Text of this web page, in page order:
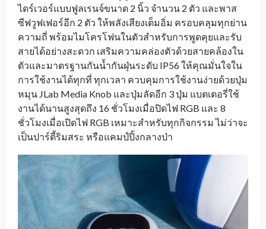
ไดร์เวอร์แบบฟูลเรนจ์ขนาด 2 นิ้ว จำนวน 2 ตัว และพาส
ซีฟวูฟเฟอร์อีก 2 ตัว ให้พลังเสียงเต็มอิ่ม ครอบคลุมทุกย่าน
ความถี่ พร้อมไมโครโฟนในตัวสำหรับการพูดคุยและรับ
สายได้อย่างสะดวก เสริมความคล่องตัวด้วยสายคล้องใน
ตัวและมาตรฐานกันน้ำกันฝุ่นระดับ IP56 ให้คุณมั่นใจใน
การใช้งานได้ทุกที่ ทุกเวลา ควบคุมการใช้งานง่ายด้วยปุ่ม
หมุน JLab Media Knob และปุ่มลัดอีก 3 ปุ่ม แบตเตอรี่ใช้
งานได้นานสูงสุดถึง 16 ชั่วโมงเมื่อปิดไฟ RGB และ 8
ชั่วโมงเมื่อเปิดไฟ RGB เหมาะสำหรับทุกกิจกรรม ไม่ว่าจะ
เป็นปาร์ตี้ริมสระ หรือแคมป์ปิ้งกลางป่า